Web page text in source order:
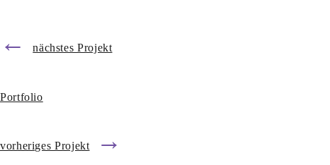
←nächstes Projekt
Portfolio
vorheriges Projekt→